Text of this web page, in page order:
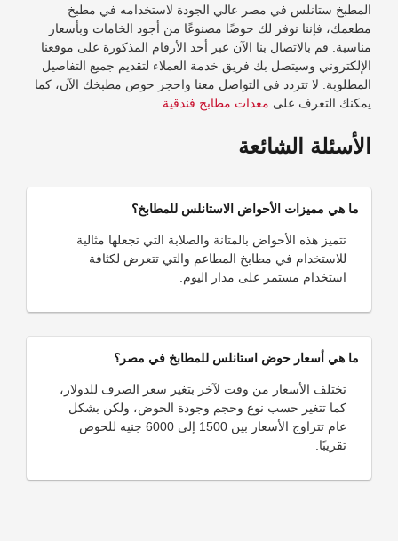
المطبخ ستانلس في مصر عالي الجودة لاستخدامه في مطبخ
مطعمك، فإننا نوفر لك حوضًا مصنوعًا من أجود الخامات وبأسعار
مناسبة. قم بالاتصال بنا الآن عبر أحد الأرقام المذكورة على موقعنا
الإلكتروني وسيتصل بك فريق خدمة العملاء لتقديم جميع التفاصيل
المطلوبة. لا تتردد في التواصل معنا واحجز حوض مطبخك الآن، كما
يمكنك التعرف على معدات مطابخ فندقية.
الأسئلة الشائعة
ما هي مميزات الأحواض الاستانلس للمطابخ؟
تتميز هذه الأحواض بالمتانة والصلابة التي تجعلها مثالية
للاستخدام في مطابخ المطاعم والتي تتعرض لكثافة
استخدام مستمر على مدار اليوم.
ما هي أسعار حوض استانلس للمطابخ في مصر؟
تختلف الأسعار من وقت لآخر بتغير سعر الصرف للدولار،
كما تتغير حسب نوع وحجم وجودة الحوض، ولكن بشكل
عام تتراوج الأسعار بين 1500 إلى 6000 جنيه للحوض
تقريبًا.